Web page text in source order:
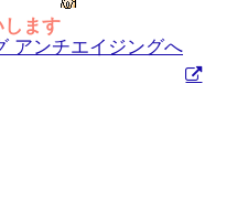
します